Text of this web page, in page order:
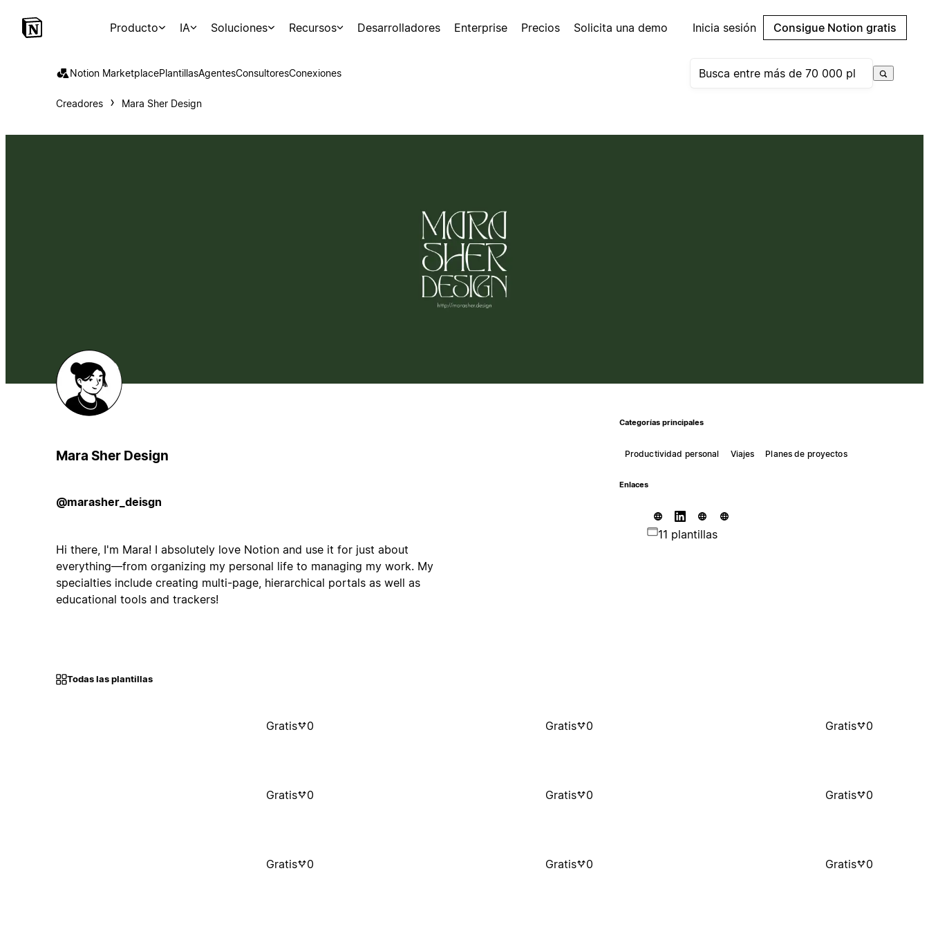
Producto IA Soluciones Recursos Desarrolladores Enterprise Precios Solicita una demo Inicia sesión Consigue Notion gratis
Notion MarketplacePlantillasAgentesConsultoresConexiones
Creadores Mara Sher Design
Mara Sher Design
@marasher_deisgn
Hi there, I'm Mara! I absolutely love Notion and use it for just about
everything—from organizing my personal life to managing my work. My
specialties include creating multi-page, hierarchical portals as well as
educational tools and trackers!
Categorías principales
Productividad personal Viajes Planes de proyectos
Enlaces
11 plantillas
Todas las plantillas
Gratis 0 Gratis 0 Gratis 0
Gratis 0 Gratis 0 Gratis 0
Gratis 0 Gratis 0 Gratis 0